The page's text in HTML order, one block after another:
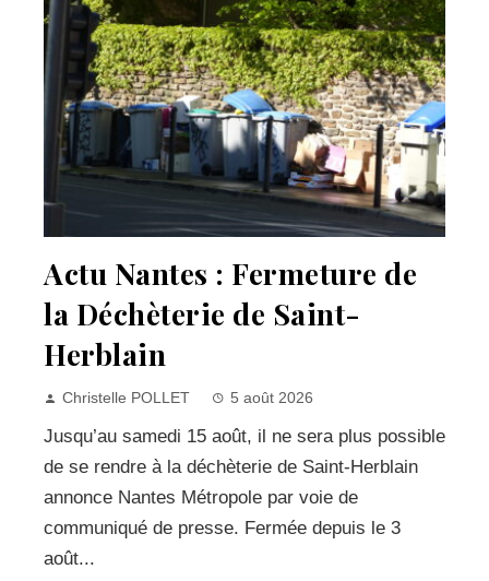
Actu Nantes : Fermeture de
la Déchèterie de Saint-
Herblain
Christelle POLLET 5 août 2026
Jusqu’au samedi 15 août, il ne sera plus possible
de se rendre à la déchèterie de Saint-Herblain
annonce Nantes Métropole par voie de
communiqué de presse. Fermée depuis le 3
août...